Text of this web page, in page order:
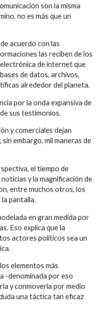
son la misma
no es más que un
acuerdo con las
las reciben de los
de internet que
de datos, archivos,
alrededor del planeta.
por la onda expansiva de
sus testimonios.
y comerciales dejan
embargo, mil maneras de
el tiempo de
y la magnificación de
entre muchos otros, los
la pantalla.
en gran medida por
Eso explica que la
actores políticos sea un
elementos más
-denominada por eso
y conmoverla por medio
una táctica tan eficaz